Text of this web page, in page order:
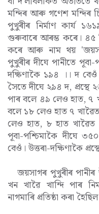
মন্দিৰ আৰু গণেশ মন্দিৰ
পুখুৰীৰ নিৰ্মাণ কাৰ্য
গুৰুবাৰে আৰম্ভ কৰে। ৪৫
কৰে আৰু নাম থয়
পুখুৰীৰ দীঘে পানীতে
দক্ষিণাকৈ ১৯৪ ।। দ
সৈতে দীঘে ২৯৪ দ,
পাৰ বলে ৪৯ লেও হাত, ৭
বলে ১৮ লেও হাত ৭
লেও হাত, ৮ হাত খাৱৈত
পূবা-পশ্চিমাকৈ দীঘে
বেওঁ। উত্তৰা-দক্ষিণাকৈ
জয়সাগৰ পুখুৰীৰ
খন খাৱৈ খান্দি পাৰ
নাগমাৰি প্ৰতিষ্ঠা কৰা